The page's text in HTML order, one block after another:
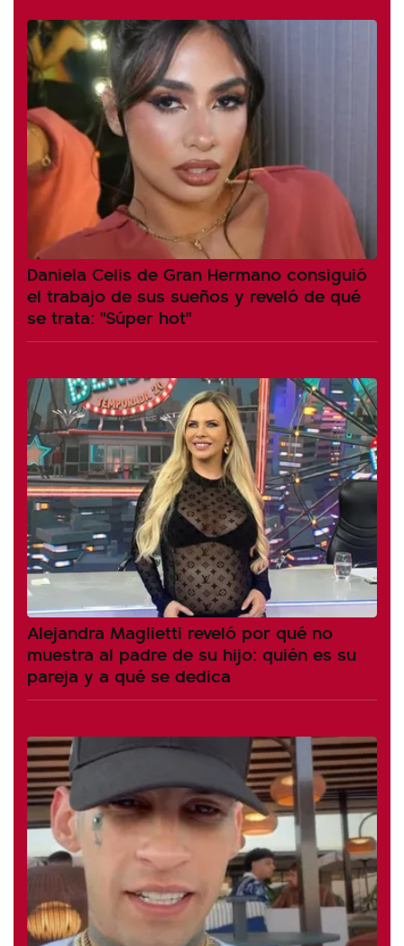
Daniela Celis de Gran Hermano consiguió
el trabajo de sus sueños y reveló de qué
se trata: "Súper hot"
Alejandra Maglietti reveló por qué no
muestra al padre de su hijo: quién es su
pareja y a qué se dedica